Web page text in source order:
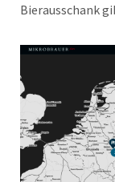
Bierausschank